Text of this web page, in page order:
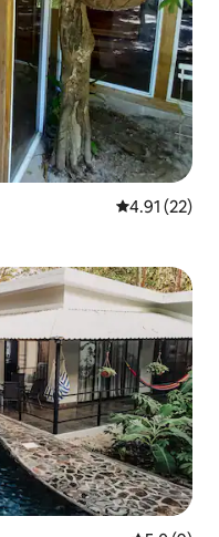
レビュー22
4.91 (22)